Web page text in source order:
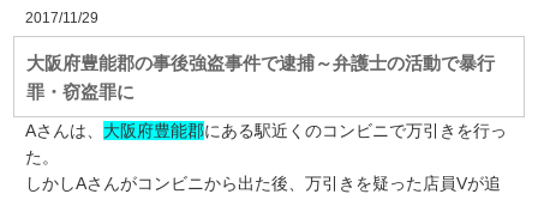
2017/11/29
大阪府豊能郡の事後強盗事件で逮捕～弁護士の活動で暴行
罪・窃盗罪に
Aさんは、 大阪府豊能郡にある駅近くのコンビニで万引きを行っ
た。
しかしAさんがコンビニから出た後、万引きを疑った店員Vが追